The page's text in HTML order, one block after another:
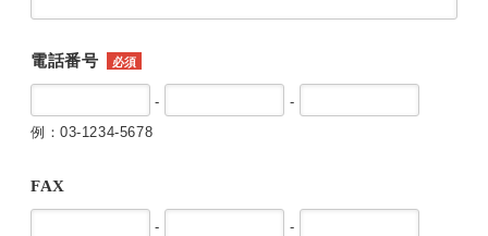
電話番号 必須
-
-
例：03-1234-5678
FAX
-
-